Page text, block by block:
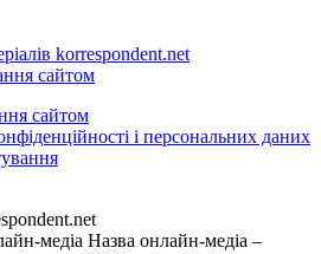
korrespondent.net
сайтом
сайтом
і персональних даних
медіа Назва онлайн-медіа –